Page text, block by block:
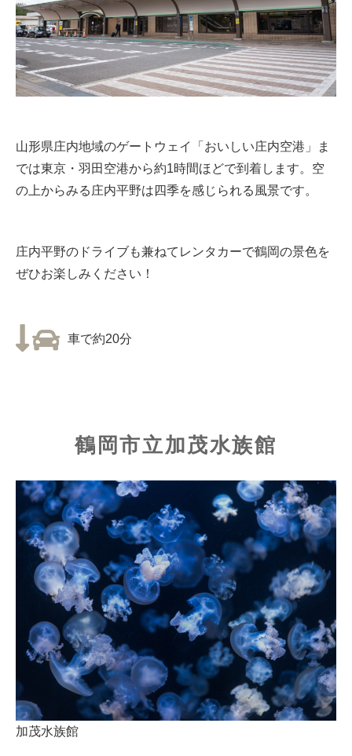
山形県庄内地域のゲートウェイ「おいしい庄内空港」ま
では東京・羽田空港から約1時間ほどで到着します。空
の上からみる庄内平野は四季を感じられる風景です。
庄内平野のドライブも兼ねてレンタカーで鶴岡の景色を
ぜひお楽しみください！
車で約20分
鶴岡市立加茂水族館
加茂水族館